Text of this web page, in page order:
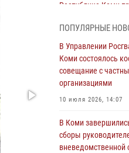
Республике Коми
группы в
03 августа 2026,
Росгвардеец из
призером в личном
Чемпионате
03 августа 2026,
В Коми
ПОПУЛЯРНЫЕ
В Управлении
Коми состоялось
совещание с
организациями
10 июля 2026, 14:07
В Коми
сборы
вневедомственной